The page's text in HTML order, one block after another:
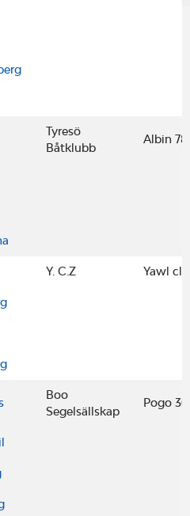
Tyresö
Båtklubb
Albin 78
Y. C.Z Yawl
Boo
Segelsällskap
Pogo 30